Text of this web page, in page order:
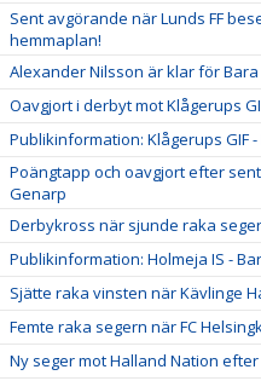
Sent avgörande när Lunds FF
hemmaplan!
Alexander Nilsson är klar för Bara
Oavgjort i derbyt mot Klågerups
Publikinformation: Klågerups GIF -
Poängtapp och oavgjort efter
Genarp
Derbykross när sjunde raka
Publikinformation: Holmeja IS -
Sjätte raka vinsten när Kävlinge
Femte raka segern när FC
Ny seger mot Halland Nation